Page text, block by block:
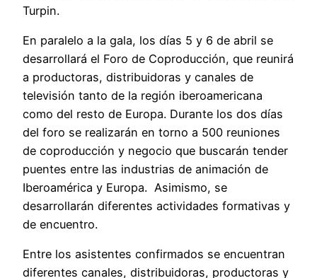
Turpin.
En paralelo a la gala, los días 5 y 6 de abril se
desarrollará el Foro de Coproducción, que reunirá
a productoras, distribuidoras y canales de
televisión tanto de la región iberoamericana
como del resto de Europa. Durante los dos días
del foro se realizarán en torno a 500 reuniones
de coproducción y negocio que buscarán tender
puentes entre las industrias de animación de
Iberoamérica y Europa. Asimismo, se
desarrollarán diferentes actividades formativas y
de encuentro.
Entre los asistentes confirmados se encuentran
diferentes canales, distribuidoras, productoras y